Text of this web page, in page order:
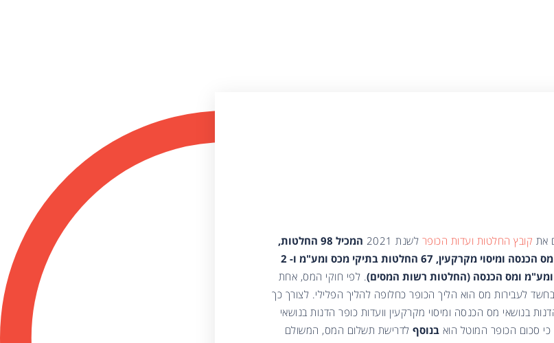
את קובץ החלטות ועדות הכופר לשנת 2021
המכיל 98 החלטות,
מתוכן 29 החלטות בתיקי מס הכנסה ומיסוי מקרקעין, 67 החלטות בתיקי מכס ומע"מ ו- 2
ומס הכנסה (החלטות רשות המסים). לפי חוקי המס, אחת
לעבירות מס הוא הליך הכופר כחלופה להליך הפלילי. לצורך כך
בנושאי מס הכנסה ומיסוי מקרקעין וועדות כופר הדנות בנושאי
סכום הכופר המוטל הוא בנוסףלדרישת תשלום המס, המשולם